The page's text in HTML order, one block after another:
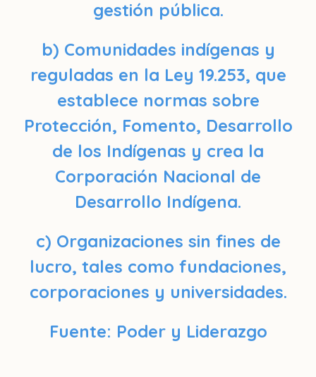
gestión pública.
b) Comunidades indígenas y
reguladas en la Ley 19.253, que
establece normas sobre
Protección, Fomento, Desarrollo
de los Indígenas y crea la
Corporación Nacional de
Desarrollo Indígena.
c) Organizaciones sin fines de
lucro, tales como fundaciones,
corporaciones y universidades.
Fuente: Poder y Liderazgo